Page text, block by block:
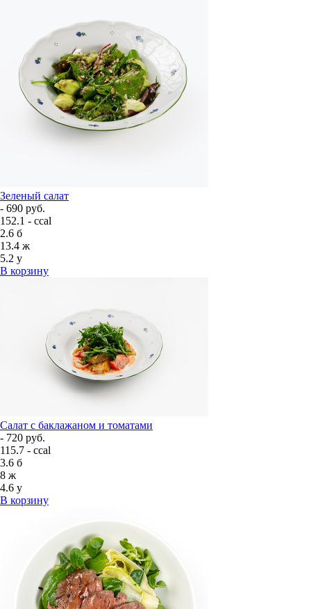
Зеленый салат
- 690 руб.
152.1 - ccal
2.6 б
13.4 ж
5.2 у
В корзину
Салат с баклажаном и томатами
- 720 руб.
115.7 - ccal
3.6 б
8 ж
4.6 у
В корзину